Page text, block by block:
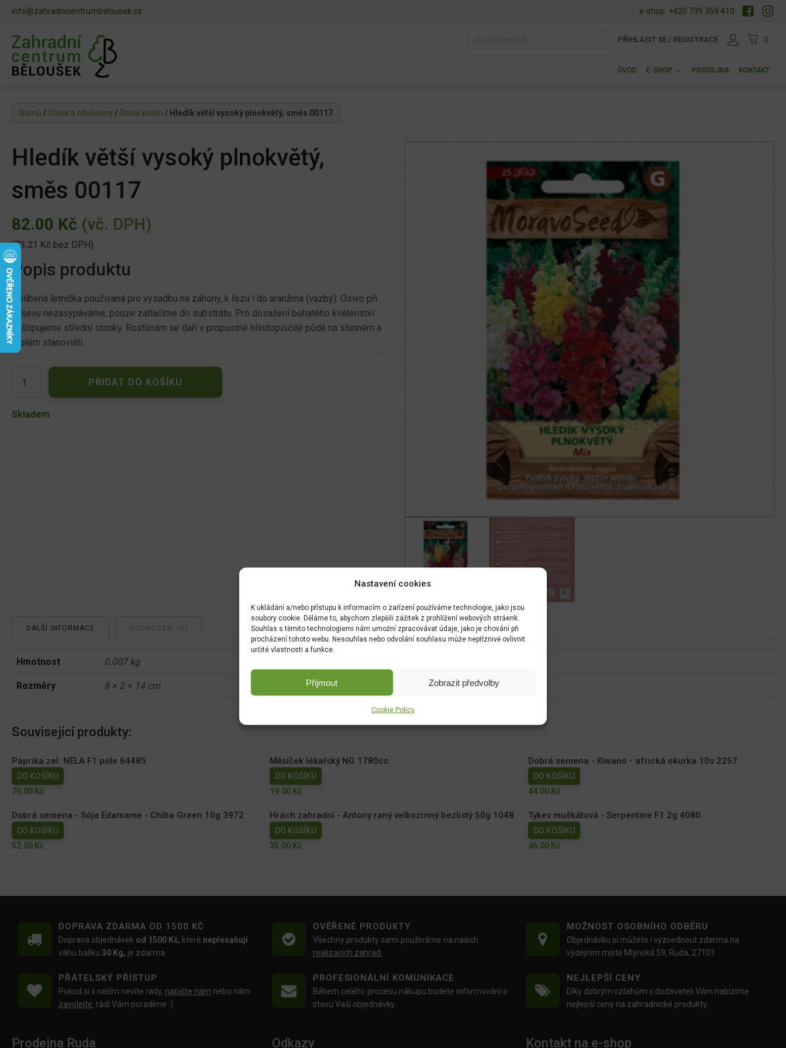
Nastavení cookies
K ukládání a/nebo přístupu k informacím o zařízení používáme technologie, jako jsou
soubory cookie. Děláme to, abychom zlepšili zážitek z prohlížení webových stráenk.
Souhlas s těmito technologiemi nám umožní zpracovávat údaje, jako je chování při
procházení tohoto webu. Nesouhlas nebo odvolání souhlasu může nepříznivě ovlivnit
určité vlastnosti a funkce.
Přijmout Zobrazit předvolby
Cookie Policy
info@zahradnicentrumbelousek.cz e-shop: +420 739 359 410
PŘIHLÁSIT SE / REGISTRACE
ÚVOD E-SHOP PRODEJNA KONTAKT
Domů / Osiva a cibuloviny / Osiva květin / Hledík větší vysoký plnokvětý, směs 00117
Hledík větší vysoký plnokvětý,
směs 00117
82.00 Kč (vč. DPH)
(73.21 Kč bez DPH)
Popis produktu
Oblíbená letnička používaná pro výsadbu na záhony, k řezu i do aranžmá (vazby). Osivo při
výsevu nezasypáváme, pouze zatlačíme do substrátu. Pro dosažení bohatého květenství
zaštipujeme střední stonky. Rostlinám se daří v propustné hlinitopísčité půdě na slunném a
teplém stanovišti.
větší
plnokvětý,
PŘIDAT DO KOŠÍKU
Skladem
DALŠÍ INFORMACE HODNOCENÍ (0)
Hmotnost 0.007 kg
Rozměry 8 × 2 × 14 cm
Související produkty:
Paprika zel. NELA F1 pole 64485
DO KOŠÍKU
70.00 Kč
Měsíček lékařský NG 1780cc
DO KOŠÍKU
19.00 Kč
Dobrá semena - Kiwano - africká okurka 10s 2257
DO KOŠÍKU
44.00 Kč
Dobrá semena - Sója Edamame - Chiba Green 10g 3972
DO KOŠÍKU
52.00 Kč
Hrách zahradní - Antony raný velkozrnný bezlistý 50g 1048
DO KOŠÍKU
35.00 Kč
Tykev muškátová - Serpentine F1 2g 4080
DO KOŠÍKU
46.00 Kč
DOPRAVA ZDARMA OD 1500 KČ
Doprava objednávek od 1500 Kč, které nepřesahují
váhu balíku30 Kg, je zdarma.
OVĚŘENÉ PRODUKTY
Všechny produkty sami používáme na našich
realizacích zahrad.
MOŽNOST OSOBNÍHO ODBĚRU
Objednávku si můžete i vyzvednout zdarma na
výdejním místě Mlýnská 59, Ruda, 27101
PŘÁTELSKÝ PŘÍSTUP
Pokud si s něčím nevíte rady, napište nám nebo nám
zavolejte, rádi Vám poradíme :)
PROFESIONÁLNÍ KOMUNIKACE
Během celého procesu nákupu budete informováni o
stavu Vaší objednávky.
NEJLEPŠÍ CENY
Díky dobrým vztahům s dodavateli Vám nabízíme
nejlepší ceny na zahradnické produkty.
Prodejna Ruda Odkazy Kontakt na e-shop